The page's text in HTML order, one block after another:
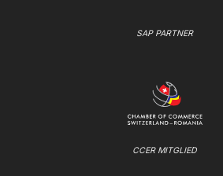
SAP PARTNER
CCER MITGLIED